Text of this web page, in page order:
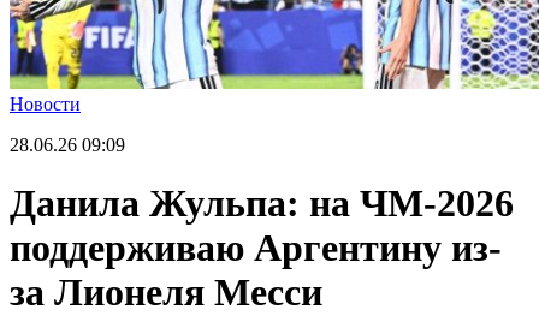
Новости
28.06.26 09:09
Данила Жульпа: на ЧМ-2026
поддерживаю Аргентину из-
за Лионеля Месси